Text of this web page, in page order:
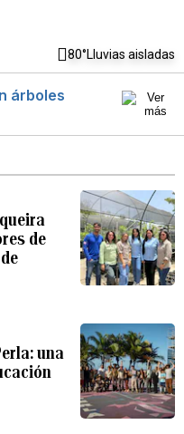
80°Lluvias aisladas
árboles
de
una